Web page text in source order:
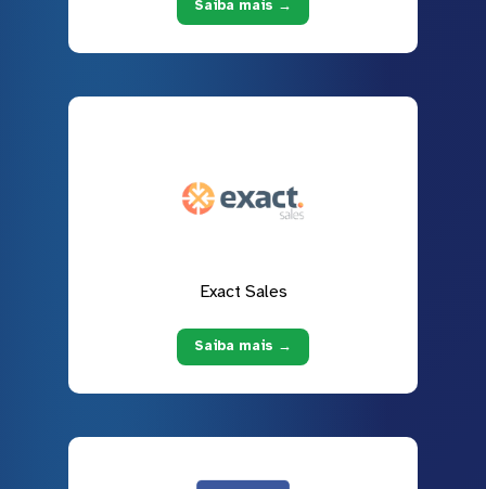
Saiba mais →
Exact Sales
Saiba mais →